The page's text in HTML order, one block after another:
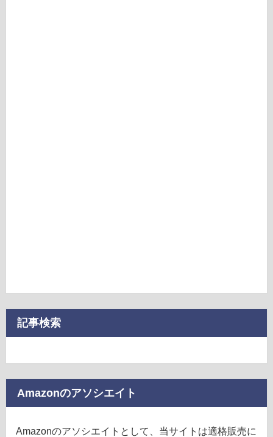
記事検索
Amazonのアソシエイト
Amazonのアソシエイトとして、当サイトは適格販売に